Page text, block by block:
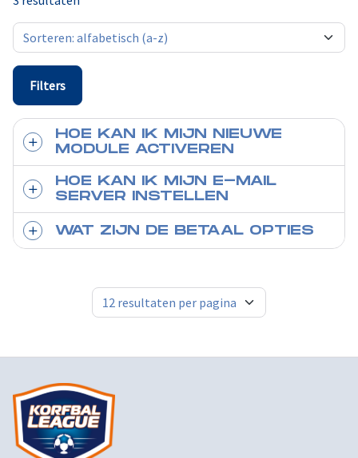
Filters
HOE KAN IK MIJN NIEUWE
MODULE ACTIVEREN
HOE KAN IK MIJN E-MAIL
SERVER INSTELLEN
WAT ZIJN DE BETAAL OPTIES